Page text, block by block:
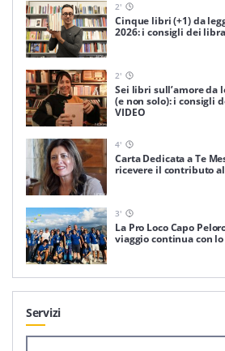
nostra newsletter
Iscriviti
2'
Cinque libri (+1) da
2026: i consigli dei
2'
Sei libri sull’amore da
(e non solo): i consigli
VIDEO
4'
Carta Dedicata a Te
ricevere il contributo
3'
La Pro Loco Capo
viaggio continua con
Servizi